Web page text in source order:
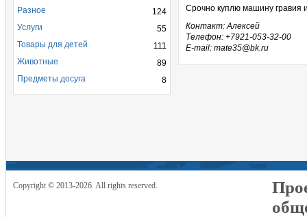
Срочно куплю машину гравия
Контакт: Алексей
Телефон: +7921-053-32-00
E-mail: mate35@bk.ru
124
Разное
55
Услуги
111
Товары для детей
89
Животные
8
Предметы досуга
Copyright © 2013-2026. All rights reserved.